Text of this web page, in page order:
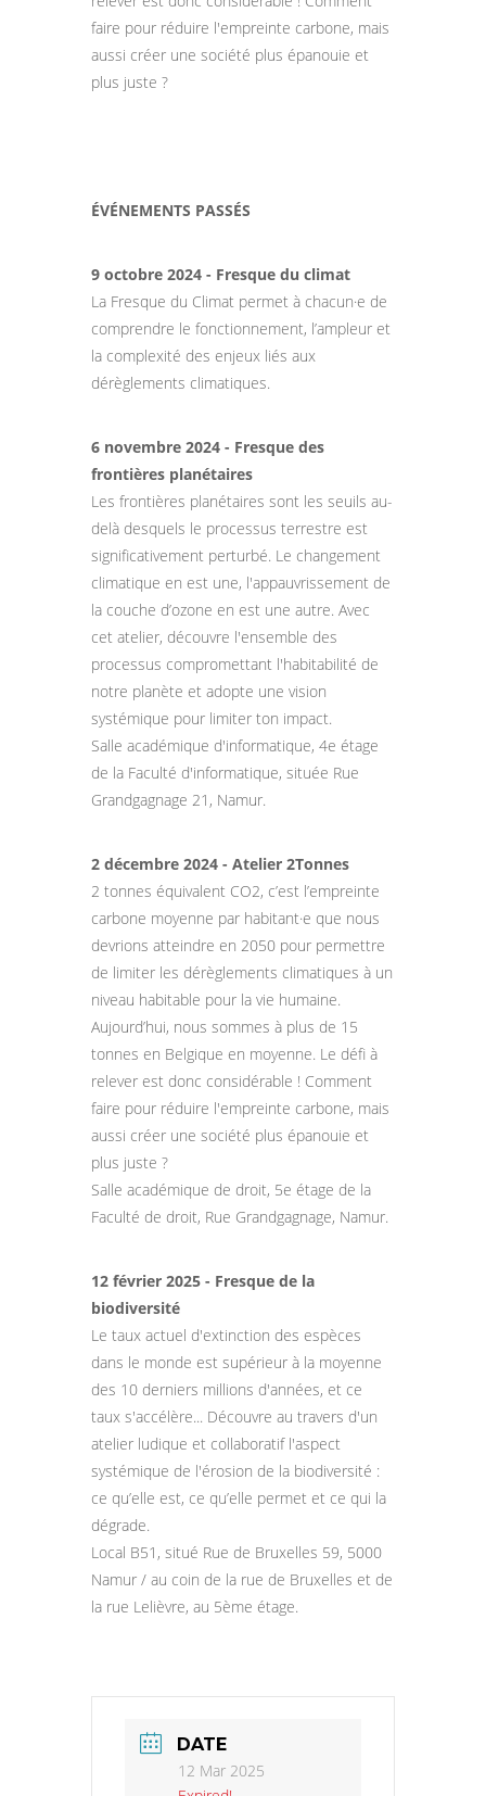
faire pour réduire l'empreinte carbone, mais
aussi créer une société plus épanouie et
plus juste ?
ÉVÉNEMENTS PASSÉS
9 octobre 2024 - Fresque du climat
La Fresque du Climat permet à chacun·e de
comprendre le fonctionnement, l’ampleur et
la complexité des enjeux liés aux
dérèglements climatiques.
6 novembre 2024 - Fresque des
frontières planétaires
Les frontières planétaires sont les seuils au-
delà desquels le processus terrestre est
significativement perturbé. Le changement
climatique en est une, l'appauvrissement de
la couche d’ozone en est une autre. Avec
cet atelier, découvre l'ensemble des
processus compromettant l'habitabilité de
notre planète et adopte une vision
systémique pour limiter ton impact.
Salle académique d'informatique, 4e étage
de la Faculté d'informatique, située Rue
Grandgagnage 21, Namur.
2 décembre 2024 - Atelier 2Tonnes
2 tonnes équivalent CO2, c’est l’empreinte
carbone moyenne par habitant·e que nous
devrions atteindre en 2050 pour permettre
de limiter les dérèglements climatiques à un
niveau habitable pour la vie humaine.
Aujourd’hui, nous sommes à plus de 15
tonnes en Belgique en moyenne. Le défi à
relever est donc considérable ! Comment
faire pour réduire l'empreinte carbone, mais
aussi créer une société plus épanouie et
plus juste ?
Salle académique de droit, 5e étage de la
Faculté de droit, Rue Grandgagnage, Namur.
12 février 2025 - Fresque de la
biodiversité
Le taux actuel d'extinction des espèces
dans le monde est supérieur à la moyenne
des 10 derniers millions d'années, et ce
taux s'accélère... Découvre au travers d'un
atelier ludique et collaboratif l'aspect
systémique de l'érosion de la biodiversité :
ce qu’elle est, ce qu’elle permet et ce qui la
dégrade.
Local B51, situé Rue de Bruxelles 59, 5000
Namur / au coin de la rue de Bruxelles et de
la rue Lelièvre, au 5ème étage.
DATE
12 Mar 2025